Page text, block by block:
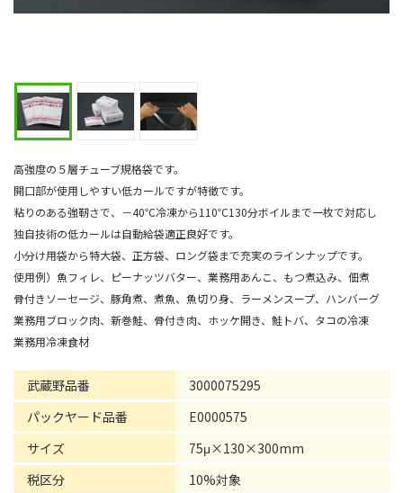
高強度の５層チューブ規格袋です。
開口部が使用しやすい低カールですが特徴です。
粘りのある強靭さで、－40℃冷凍から110℃130分ボイルまで一枚で対応し
独自技術の低カールは自動給袋適正良好です。
小分け用袋から特大袋、正方袋、ロング袋まで充実のラインナップです。
使用例）魚フィレ、ピーナッツバター、業務用あんこ、もつ煮込み、佃煮
骨付きソーセージ、豚角煮、煮魚、魚切り身、ラーメンスープ、ハンバーグ
業務用ブロック肉、新巻鮭、骨付き肉、ホッケ開き、鮭トバ、タコの冷凍
業務用冷凍食材
武蔵野品番
3000075295
パックヤード品番
E0000575
サイズ
75μ×130×300mm
税区分
10%対象